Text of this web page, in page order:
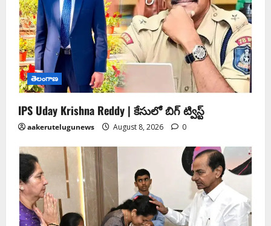
తెలంగాణ
IPS Uday Krishna Reddy | కేసులో బిగ్ ట్విస్ట్
aakerutelugunews August 8, 2026 0